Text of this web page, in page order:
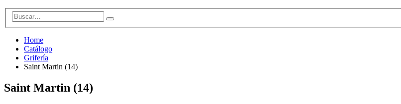
Home
Catálogo
Grifería
Saint Martin (14)
Saint Martin (14)